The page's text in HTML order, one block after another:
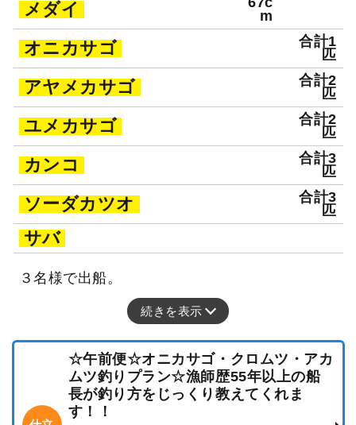
メダイ
m
オニカサゴ
合計1
匹
アヤメカサゴ
合計2
匹
ユメカサゴ
合計2
匹
カンコ
合計3
匹
ソーダカツオ
合計3
匹
サバ
３名様で出船。
続きを表示
☆午前便☆オニカサゴ・クロムツ・アカ
ムツ釣りプラン☆漁師歴55年以上の船
長が釣り方をじっくり教えてくれま
す！！